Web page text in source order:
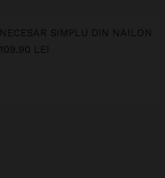
NECESAR SIMPLU DIN NAILON
109.90 LEI